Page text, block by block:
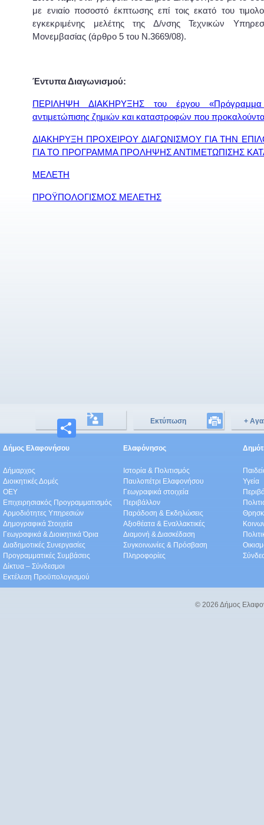
με ενιαίο ποσοστό έκπτωσης επί τοις εκατό του
εγκεκριμένης μελέτης της Δ/νσης Τεχνικών
Μονεμβασίας (άρθρο 5 του Ν.3669/08).
Έντυπα Διαγωνισμού:
ΠΕΡΙΛΗΨΗ ΔΙΑΚΗΡΥΞΗΣ του έργου
αντιμετώπισης ζημιών και καταστροφών που
ΔΙΑΚΗΡΥΞΗ ΠΡΟΧΕΙΡΟΥ ΔΙΑΓΩΝΙΣΜΟΥ ΓΙΑ ΤΗΝ
ΓΙΑ ΤΟ ΠΡΟΓΡΑΜΜΑ ΠΡΟΛΗΨΗΣ ΑΝΤΙΜΕΤΩΠΙΣΗΣ
ΜΕΛΕΤΗ
ΠΡΟΫΠΟΛΟΓΙΣΜΟΣ ΜΕΛΕΤΗΣ
Μοιραστείτε
Εκτύπωση +
Δήμος Ελαφονήσου
Δήμαρχος
Διοικητικές Δομές
ΟEΥ
Επιχειρησιακός Προγραμματισμός
Αρμοδιότητες Υπηρεσιών
Δημογραφικά Στοιχεία
Γεωγραφικά & Διοικητικά Όρια
Διαδημοτικές Συνεργασίες
Προγραμματικές Συμβάσεις
Δίκτυα – Σύνδεσμοι
Εκτέλεση Προϋπολογισμού
Ελαφόνησος
Ιστορία & Πολιτισμός
Παυλοπέτρι Ελαφονήσου
Γεωγραφικά στοιχεία
Περιβάλλον
Παράδοση & Εκδηλώσεις
Αξιοθέατα & Eναλλακτικές
Διαμονή & Διασκέδαση
Συγκοινωνίες & Πρόσβαση
Πληροφορίες
Υγεία
© 2026 Δήμος